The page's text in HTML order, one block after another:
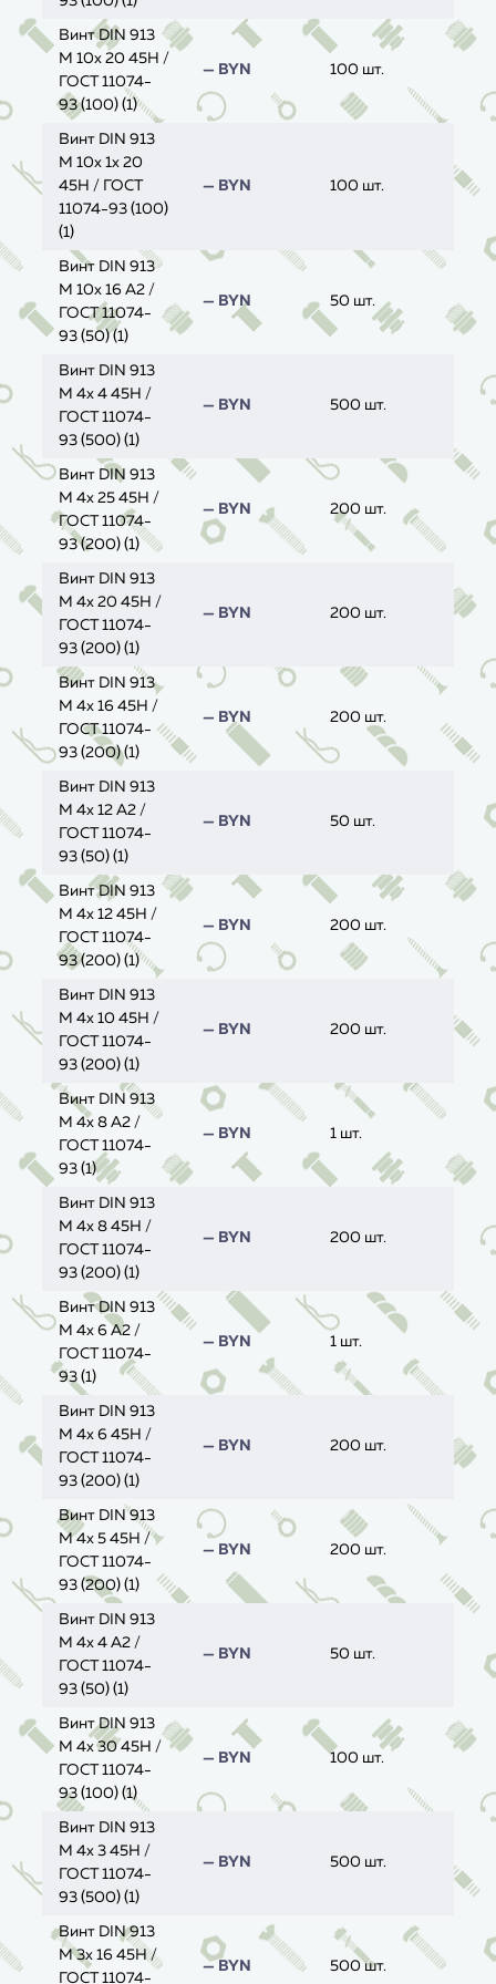
Винт DIN 913
M 10x 20 45H /
ГОСТ 11074-
93 (100) (1)
— BYN 100 шт.
Винт DIN 913
M 10x 1х 20
45H / ГОСТ
11074-93 (100)
(1)
— BYN 100 шт.
Винт DIN 913
M 10x 16 A2 /
ГОСТ 11074-
93 (50) (1)
— BYN 50 шт.
Винт DIN 913
M 4x 4 45H /
ГОСТ 11074-
93 (500) (1)
— BYN 500 шт.
Винт DIN 913
M 4x 25 45H /
ГОСТ 11074-
93 (200) (1)
— BYN 200 шт.
Винт DIN 913
M 4x 20 45H /
ГОСТ 11074-
93 (200) (1)
— BYN 200 шт.
Винт DIN 913
M 4x 16 45H /
ГОСТ 11074-
93 (200) (1)
— BYN 200 шт.
Винт DIN 913
M 4x 12 A2 /
ГОСТ 11074-
93 (50) (1)
— BYN 50 шт.
Винт DIN 913
M 4x 12 45H /
ГОСТ 11074-
93 (200) (1)
— BYN 200 шт.
Винт DIN 913
M 4x 10 45H /
ГОСТ 11074-
93 (200) (1)
— BYN 200 шт.
Винт DIN 913
M 4x 8 A2 /
ГОСТ 11074-
93 (1)
— BYN 1 шт.
Винт DIN 913
M 4x 8 45H /
ГОСТ 11074-
93 (200) (1)
— BYN 200 шт.
Винт DIN 913
M 4x 6 A2 /
ГОСТ 11074-
93 (1)
— BYN 1 шт.
Винт DIN 913
M 4x 6 45H /
ГОСТ 11074-
93 (200) (1)
— BYN 200 шт.
Винт DIN 913
M 4x 5 45H /
ГОСТ 11074-
93 (200) (1)
— BYN 200 шт.
Винт DIN 913
M 4x 4 A2 /
ГОСТ 11074-
93 (50) (1)
— BYN 50 шт.
Винт DIN 913
M 4x 30 45H /
ГОСТ 11074-
93 (100) (1)
— BYN 100 шт.
Винт DIN 913
M 4x 3 45H /
ГОСТ 11074-
93 (500) (1)
— BYN 500 шт.
Винт DIN 913
M 3x 16 45H /
ГОСТ 11074-
— BYN 500 шт.